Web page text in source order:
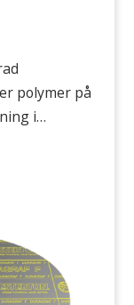
polymer på
i
klippas
polymer på
[…]